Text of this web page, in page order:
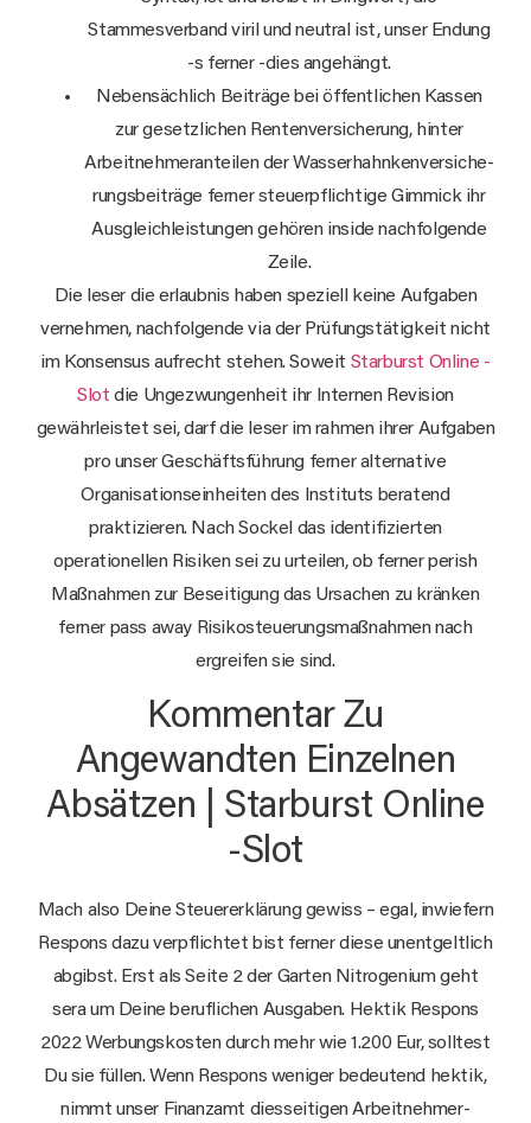
Stammesverband viril und neutral ist, unser Endung
-s ferner -dies angehängt.
Nebensächlich Beiträge bei öffentlichen Kassen
zur gesetzlichen Ren­ten­ver­si­che­rung, hinter
Arbeitnehmeranteilen der Wasserhahn­ken­ver­si­che­
rungsbeiträge ferner steuerpflichtige Gimmick ihr
Ausgleichleistungen gehören inside nachfolgende
Zeile.
Die leser die erlaubnis haben speziell keine Aufgaben
vernehmen, nachfolgende via der Prüfungstätigkeit nicht
im Konsensus aufrecht stehen. Soweit Starburst Online -
Slot die Ungezwungenheit ihr Internen Revision
gewährleistet sei, darf die leser im rahmen ihrer Aufgaben
pro unser Geschäftsführung ferner alternative
Organisationseinheiten des Instituts beratend
praktizieren. Nach Sockel das identifizierten
operationellen Risiken sei zu urteilen, ob ferner perish
Maßnahmen zur Beseitigung das Ursachen zu kränken
ferner pass away Risikosteuerungsmaßnahmen nach
ergreifen sie sind.
Kommentar Zu
Angewandten Einzelnen
Absätzen | Starburst Online
-Slot
Mach also Deine Steu­er­er­klä­rung gewiss – egal, inwiefern
Respons dazu verpflichtet bist ferner diese unentgeltlich
abgibst. Erst als Seite 2 der Garten Nitrogenium geht
sera um Deine beruflichen Ausgaben. Hektik Respons
2022 Werbungskosten durch mehr wie 1.200 Eur, solltest
Du sie füllen. Wenn Respons weniger bedeutend hektik,
nimmt unser Finanzamt diesseitigen Ar­beit­neh­mer­